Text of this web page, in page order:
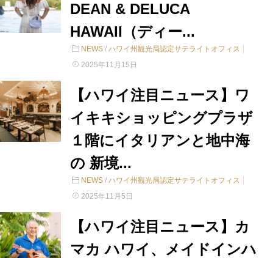
DEAN & DELUCA
HAWAII（ディー...
NEWS / ハワイ州観光局認定サテライトオフィス
2025年11月15日
【ハワイ注目ニュース】ワ
イキキショッピングプラザ
１階にイタリアンと地中海
の 新境...
NEWS / ハワイ州観光局認定サテライトオフィス
2025年11月5日
【ハワイ注目ニュース】カ
マカ ハワイ、メイドインハ